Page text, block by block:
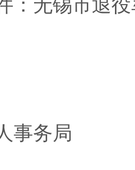
：无锡市退
事务局